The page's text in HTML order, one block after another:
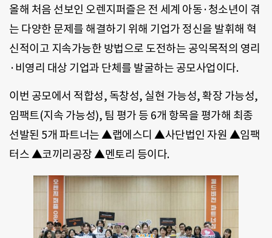
올해 처음 선보인 오렌지퍼즐은 전 세계 아동·청소년이 겪
는 다양한 문제를 해결하기 위해 기업가 정신을 발휘해 혁
신적이고 지속가능한 방법으로 도전하는 공익목적의 영리
·비영리 대상 기업과 단체를 발굴하는 공모사업이다.
이번 공모에서 적합성, 독창성, 실현 가능성, 확장 가능성,
임팩트(지속 가능성), 팀 평가 등 6개 항목을 평가해 최종
선발된 5개 파트너는 ▲랩에스디 ▲사단법인 자원 ▲임팩
터스 ▲코끼리공장 ▲멘토리 등이다.